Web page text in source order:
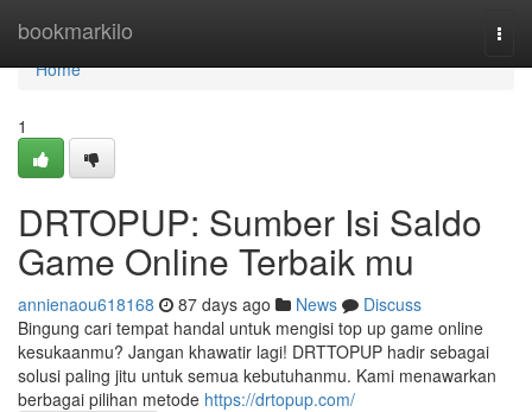
bookmarkilo
Home
Home
1
DRTOPUP: Sumber Isi Saldo
Game Online Terbaik mu
annienaou618168 87 days ago News
Discuss
Bingung cari tempat handal untuk mengisi top up game online
kesukaanmu? Jangan khawatir lagi! DRTTOPUP hadir sebagai
solusi paling jitu untuk semua kebutuhanmu. Kami menawarkan
berbagai pilihan metode https://drtopup.com/